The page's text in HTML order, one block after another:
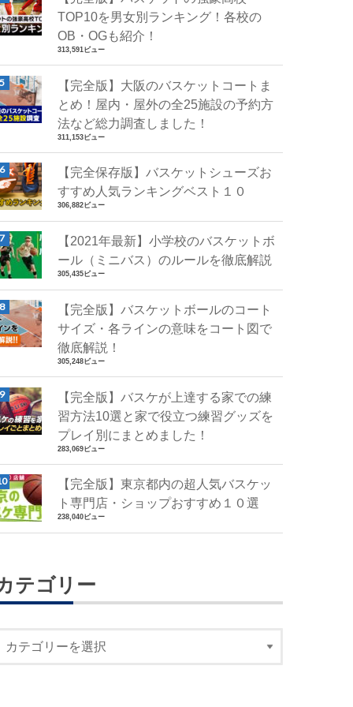
TOP10を男女別ランキング！各校の
OB・OGも紹介！
313,591ビュー
【完全版】大阪のバスケットコートま
とめ！屋内・屋外の全25施設の予約方
法など総力調査しました！
311,153ビュー
【完全保存版】バスケットシューズお
すすめ人気ランキングベスト１０
306,882ビュー
【2021年最新】小学校のバスケットボ
ール（ミニバス）のルールを徹底解説
305,435ビュー
【完全版】バスケットボールのコート
サイズ・各ラインの意味をコート図で
徹底解説！
305,248ビュー
【完全版】バスケが上達する家での練
習方法10選と家で役立つ練習グッズを
プレイ別にまとめました！
283,069ビュー
【完全版】東京都内の超人気バスケッ
ト専門店・ショップおすすめ１０選
238,040ビュー
テゴリー